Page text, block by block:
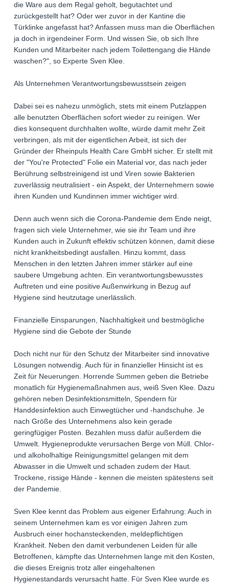
die Ware aus dem Regal geholt, begutachtet und
zurückgestellt hat? Oder wer zuvor in der Kantine die
Türklinke angefasst hat? Anfassen muss man die Oberflächen
ja doch in irgendeiner Form. Und wissen Sie, ob sich Ihre
Kunden und Mitarbeiter nach jedem Toilettengang die Hände
waschen?", so Experte Sven Klee.
Als Unternehmen Verantwortungsbewusstsein zeigen
Dabei sei es nahezu unmöglich, stets mit einem Putzlappen
alle benutzten Oberflächen sofort wieder zu reinigen. Wer
dies konsequent durchhalten wollte, würde damit mehr Zeit
verbringen, als mit der eigentlichen Arbeit, ist sich der
Gründer der Rheinpuls Health Care GmbH sicher. Er stellt mit
der "You're Protected" Folie ein Material vor, das nach jeder
Berührung selbstreinigend ist und Viren sowie Bakterien
zuverlässig neutralisiert - ein Aspekt, der Unternehmern sowie
ihren Kunden und Kundinnen immer wichtiger wird.
Denn auch wenn sich die Corona-Pandemie dem Ende neigt,
fragen sich viele Unternehmer, wie sie ihr Team und ihre
Kunden auch in Zukunft effektiv schützen können, damit diese
nicht krankheitsbedingt ausfallen. Hinzu kommt, dass
Menschen in den letzten Jahren immer stärker auf eine
saubere Umgebung achten. Ein verantwortungsbewusstes
Auftreten und eine positive Außenwirkung in Bezug auf
Hygiene sind heutzutage unerlässlich.
Finanzielle Einsparungen, Nachhaltigkeit und bestmögliche
Hygiene sind die Gebote der Stunde
Doch nicht nur für den Schutz der Mitarbeiter sind innovative
Lösungen notwendig. Auch für in finanzieller Hinsicht ist es
Zeit für Neuerungen. Horrende Summen geben die Betriebe
monatlich für Hygienemaßnahmen aus, weiß Sven Klee. Dazu
gehören neben Desinfektionsmitteln, Spendern für
Handdesinfektion auch Einwegtücher und -handschuhe. Je
nach Größe des Unternehmens also kein gerade
geringfügiger Posten. Bezahlen muss dafür außerdem die
Umwelt. Hygieneprodukte verursachen Berge von Müll. Chlor-
und alkoholhaltige Reinigungsmittel gelangen mit dem
Abwasser in die Umwelt und schaden zudem der Haut.
Trockene, rissige Hände - kennen die meisten spätestens seit
der Pandemie.
Sven Klee kennt das Problem aus eigener Erfahrung: Auch in
seinem Unternehmen kam es vor einigen Jahren zum
Ausbruch einer hochansteckenden, meldepflichtigen
Krankheit. Neben den damit verbundenen Leiden für alle
Betroffenen, kämpfte das Unternehmen lange mit den Kosten,
die dieses Ereignis trotz aller eingehaltenen
Hygienestandards verursacht hatte. Für Sven Klee wurde es